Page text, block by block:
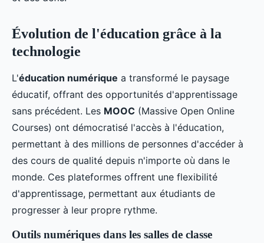
Évolution de l'éducation grâce à la
technologie
L'éducation numérique a transformé le paysage
éducatif, offrant des opportunités d'apprentissage
sans précédent. Les MOOC (Massive Open Online
Courses) ont démocratisé l'accès à l'éducation,
permettant à des millions de personnes d'accéder à
des cours de qualité depuis n'importe où dans le
monde. Ces plateformes offrent une flexibilité
d'apprentissage, permettant aux étudiants de
progresser à leur propre rythme.
Outils numériques dans les salles de classe